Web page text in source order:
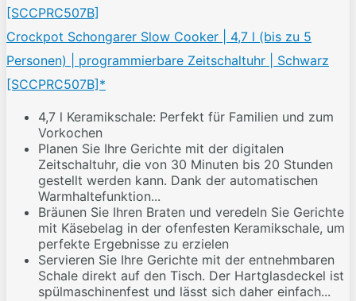
Crockpot Schongarer Slow Cooker | 4,7 l (bis zu 5
Personen) | programmierbare Zeitschaltuhr | Schwarz
[SCCPRC507B]*
4,7 l Keramikschale: Perfekt für Familien und zum
Vorkochen
Planen Sie Ihre Gerichte mit der digitalen
Zeitschaltuhr, die von 30 Minuten bis 20 Stunden
gestellt werden kann. Dank der automatischen
Warmhaltefunktion...
Bräunen Sie Ihren Braten und veredeln Sie Gerichte
mit Käsebelag in der ofenfesten Keramikschale, um
perfekte Ergebnisse zu erzielen
Servieren Sie Ihre Gerichte mit der entnehmbaren
Schale direkt auf den Tisch. Der Hartglasdeckel ist
spülmaschinenfest und lässt sich daher einfach...